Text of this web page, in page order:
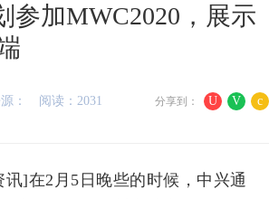
参加MWC2020，展示
U V c
分享到：
：
阅读：2031
讯]在2月5日晚些的时候，中兴通